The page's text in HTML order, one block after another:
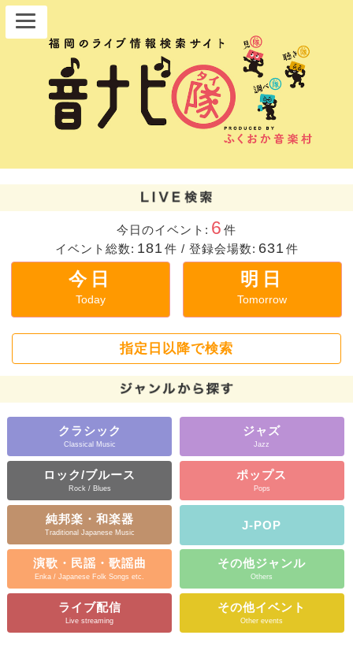
今日のイベント: 6 件
イベント総数: 181 件 / 登録会場数: 631 件
今日
Today
明日
Tomorrow
指定日以降で検索
クラシック
Classical Music
ジャズ
Jazz
ロック/ブルース
Rock / Blues
ポップス
Pops
純邦楽・和楽器
Traditional Japanese Music
J-POP
演歌・民謡・歌謡曲
Enka / Japanese Folk Songs etc.
その他ジャンル
Others
ライブ配信
Live streaming
その他イベント
Other events